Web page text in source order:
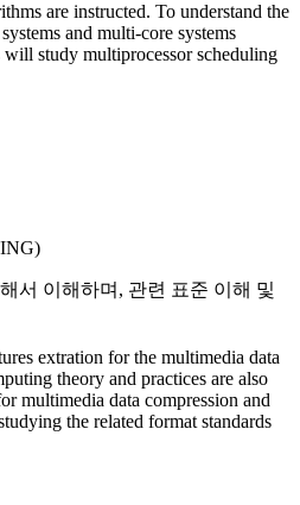
are instructed. To understand the
and multi-core systems
will study multiprocessor scheduling
서 이해하며, 관련 표준 이해 및
extration for the multimedia data
theory and practices are also
multimedia data compression and
the related format standards